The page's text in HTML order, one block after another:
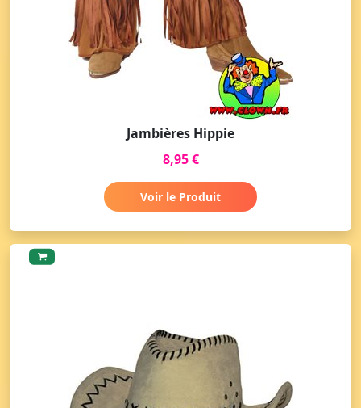
Jambières Hippie
8,95 €
Voir le Produit